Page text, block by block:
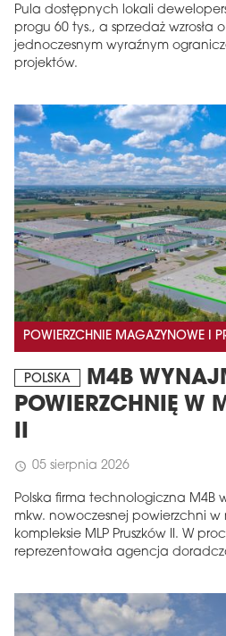
Pula dostępnych lokali
progu 60 tys., a sprzedaż wzrosła
jednoczesnym wyraźnym
projektów.
POWIERZCHNIE MAGAZYNOWE I
POLSKA
M4B
POWIERZCHNIĘ W
II
schedule 05 sierpnia 2026
Polska firma technologiczna M4B
mkw. nowoczesnej powierzchni
kompleksie MLP Pruszków II. W
reprezentowała agencja